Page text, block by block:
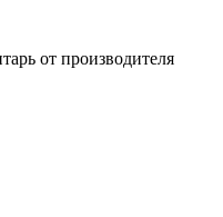
от производителя